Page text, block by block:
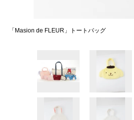
「Masion de FLEUR」トートバッグ